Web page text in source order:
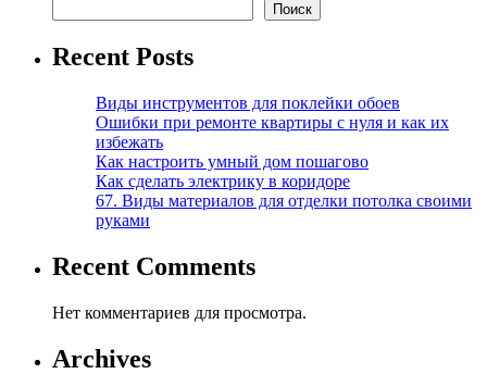
Поиск
Recent Posts
Виды инструментов для поклейки обоев
Ошибки при ремонте квартиры с нуля и как их
избежать
Как настроить умный дом пошагово
Как сделать электрику в коридоре
67. Виды материалов для отделки потолка своими
руками
Recent Comments
Нет комментариев для просмотра.
Archives